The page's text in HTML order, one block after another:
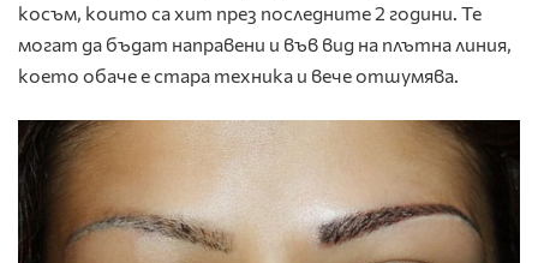
косъм, които са хит през последните 2 години. Те
могат да бъдат направени и във вид на плътна линия,
което обаче е стара техника и вече отшумява.